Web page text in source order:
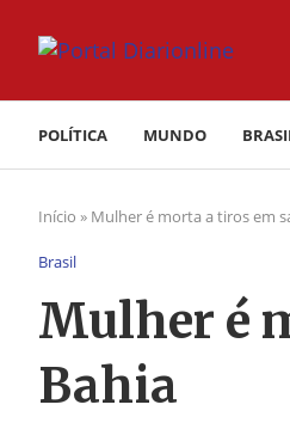
POLÍTICA MUNDO
Início » Mulher é morta a tiros em
Brasil
Mulher é
Bahia